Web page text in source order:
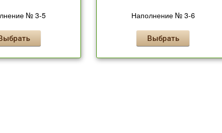
№ 3-5 Наполнение № 3-6
Выбрать